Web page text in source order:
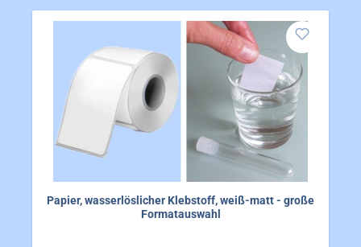
Papier, wasserlöslicher Klebstoff, weiß-matt - große
Formatauswahl